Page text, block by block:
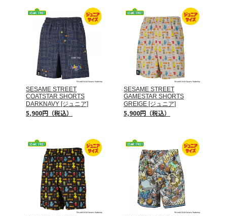
SESAME STREET
COATSTAR SHORTS
DARKNAVY [ジュニア]
5,900円（税込）
SESAME STREET
GAMESTAR SHORTS
GREIGE [ジュニア]
5,900円（税込）